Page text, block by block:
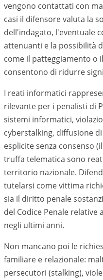
vengono contattati con
casi il difensore valuta la
dell'indagato, l'eventuale
attenuanti e la possibilità
come il patteggiamento o
consentono di ridurre
I reati informatici
rilevante per i penalisti di
sistemi informatici,
cyberstalking, diffusione
esplicite senza consenso
truffa telematica sono
territorio nazionale.
tutelarsi come vittima
sia il diritto penale
del Codice Penale
negli ultimi anni.
Non mancano poi le
familiare e relazionale:
persecutori (stalking),